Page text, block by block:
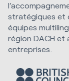
stratégiques et
équipes
région DACH et
entreprises.